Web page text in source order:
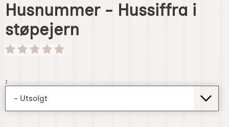
Husnummer - Hussiffra i
støpejern
: